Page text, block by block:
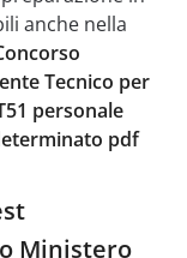
anche nella
Tecnico per
personale
pdf
Ministero